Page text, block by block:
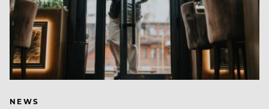
NEWS